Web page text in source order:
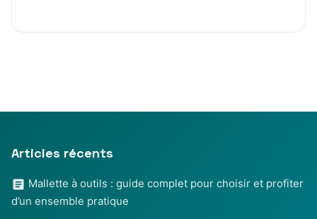
Articles récents
Mallette à outils : guide complet pour choisir et profiter
d’un ensemble pratique